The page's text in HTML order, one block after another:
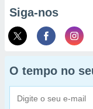
Siga-nos
O tempo no